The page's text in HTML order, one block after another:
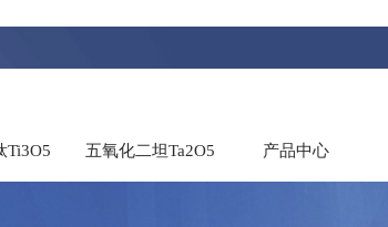
Ti3O5 五氧化二坦Ta2O5 产品中心